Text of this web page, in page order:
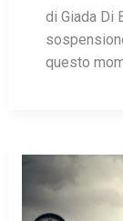
di Giada Di
questo